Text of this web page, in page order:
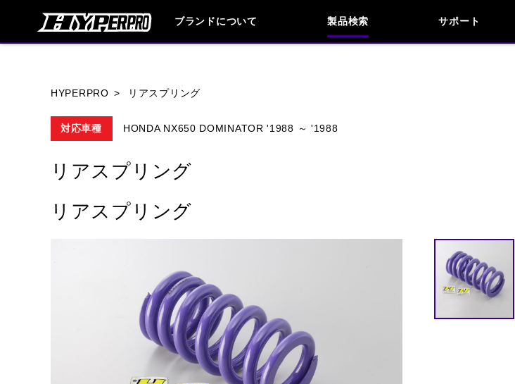
ブランドについて 製品検索 サポート
お問い合わせ
よくあるご質
HYPERPRO リアスプリング
対応車種 HONDA NX650 DOMINATOR '1988 ～ '1988
リアスプリング
リアスプリング